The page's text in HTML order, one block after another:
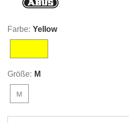
Farbe: Yellow
Größe: M
M